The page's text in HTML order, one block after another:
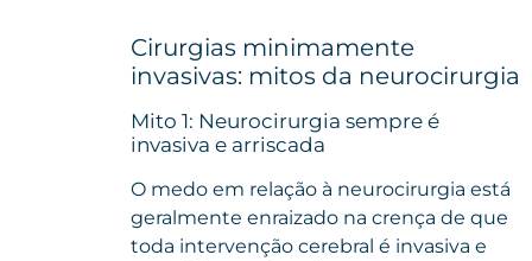
Cirurgias minimamente
invasivas: mitos da neurocirurgia
Mito 1: Neurocirurgia sempre é
invasiva e arriscada
O medo em relação à neurocirurgia está
geralmente enraizado na crença de que
toda intervenção cerebral é invasiva e